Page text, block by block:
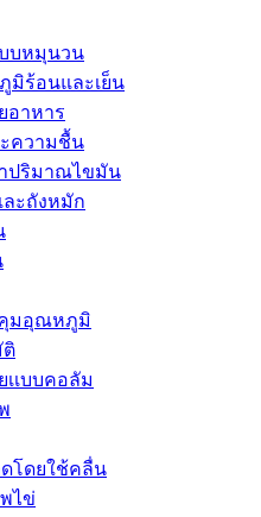
บบหมุนวน
มิร้อนและเย็น
อาหาร
ความชื้น
าปริมาณไขมัน
ะถังหมัก
คุมอุณหภูมิ
ติ
เเบบคอลัม
โดยใช้คลื่น
ไข่